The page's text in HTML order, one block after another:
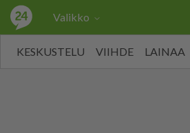
Valikko
KESKUSTELU VIIHDE LAINAA